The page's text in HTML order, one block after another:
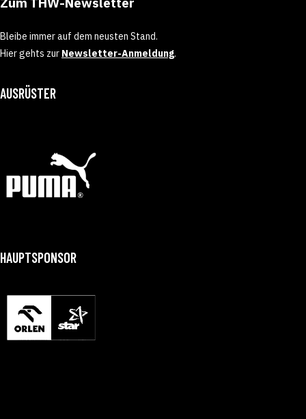
Bleibe immer auf dem neusten Stand.
Hier gehts zur Newsletter-Anmeldung.
AUSRÜSTER
HAUPTSPONSOR